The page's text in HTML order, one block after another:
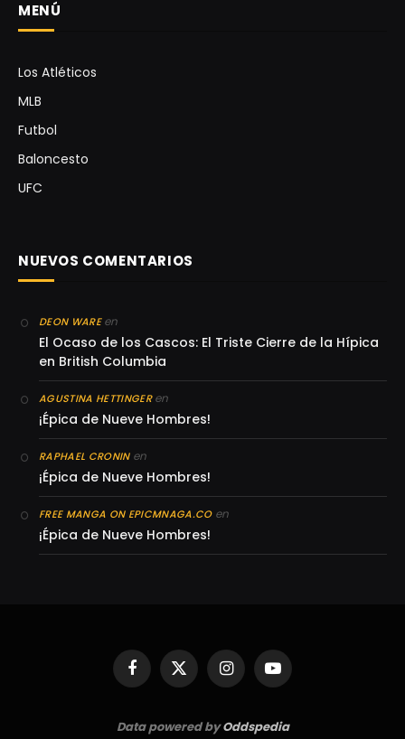
MENÚ
Los Atléticos
MLB
Futbol
Baloncesto
UFC
NUEVOS COMENTARIOS
DEON WAREen
El Ocaso de los Cascos: El Triste Cierre de la Hípica
en British Columbia
AGUSTINA HETTINGERen
¡Épica de Nueve Hombres!
RAPHAEL CRONINen
¡Épica de Nueve Hombres!
FREE MANGA ON EPICMNAGA.COen
¡Épica de Nueve Hombres!
Facebook
X
(Twitter)
InstagramYouTube
Data powered byOddspedia